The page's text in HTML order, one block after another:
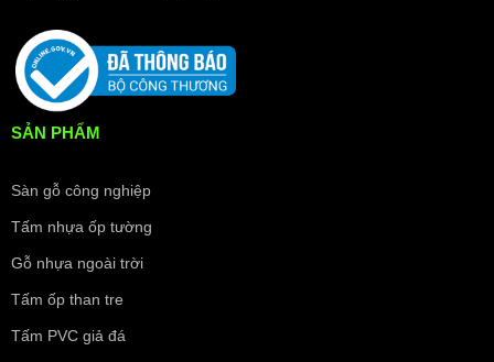
giúp việc vệ sinh trở nên đơn giản đến không ngờ. Chỉ
cần một chiếc khăn ẩm, bạn đã có thể dễ dàng trả lại vẻ
sáng bóng như mới cho không gian của mình.
SẢN PHẨM
Sàn gỗ công nghiệp
Tấm nhựa ốp tường
Gỗ nhựa ngoài trời
Tấm ốp than tre
Tấm PVC giả đá